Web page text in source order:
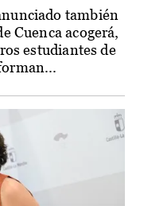
también
Cuenca acogerá,
estudiantes de